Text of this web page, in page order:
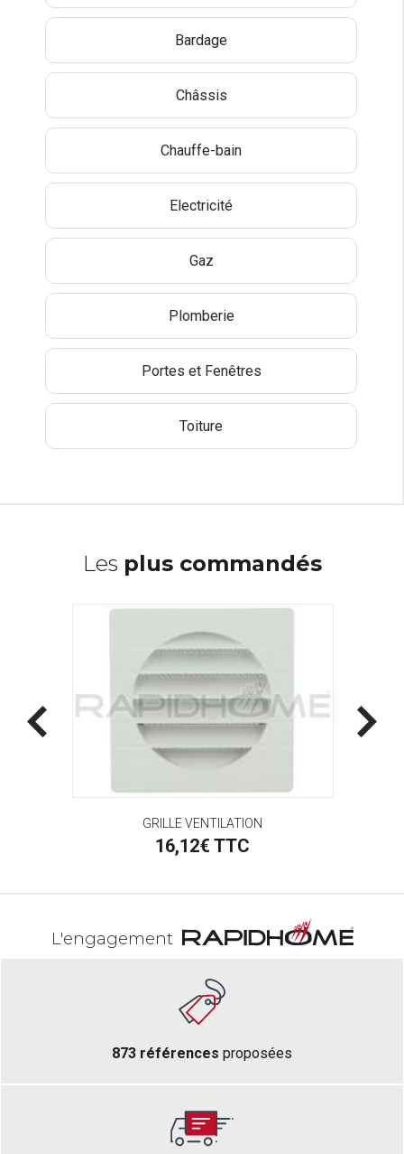
Bardage
Châssis
Chauffe-bain
Electricité
Gaz
Plomberie
Portes et Fenêtres
Toiture
Les plus commandés
GRILLE VENTILATION
16,12€ TTC
L'engagement
873 références proposées